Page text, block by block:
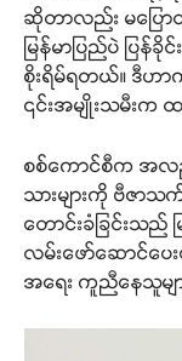
ဆိုတာလည်း မပြေ
မြန်မာပြည်ပဲ ပြ
စိုးရိမ်ရတယ်။ ဒီဟာ
၎င်းအမျိုးသမီးက
စစ်ကောင်စီက အလည်
သားများကို ဗီဇာ
တောင်းခံခြင်းသည်
လမ်းဖော်ဆောင်ပေး
အရေး ကူညီနေသူမျ